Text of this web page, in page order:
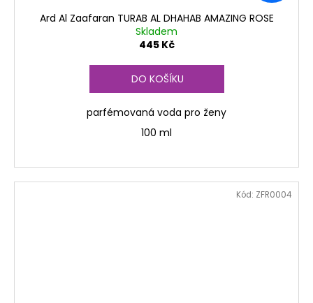
Ard Al Zaafaran TURAB AL DHAHAB AMAZING ROSE
Skladem
445 Kč
DO KOŠÍKU
parfémovaná voda pro ženy
100 ml
Kód: ZFR0004